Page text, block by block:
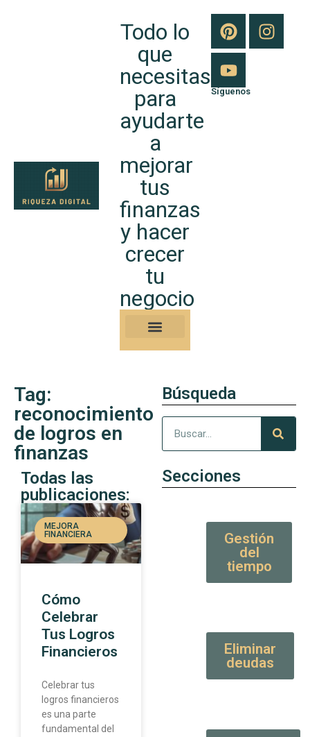
Todo lo
que
necesitas
para
ayudarte
a
mejorar
tus
finanzas
y hacer
crecer
tu
negocio
Síguenos
Tag:
reconocimiento
de logros en
finanzas
Todas las
publicaciones:
MEJORA
FINANCIERA
Cómo
Celebrar
Tus Logros
Financieros
Celebrar tus
logros financieros
es una parte
fundamental del
Búsqueda
Secciones
Gestión
del
tiempo
Eliminar
deudas